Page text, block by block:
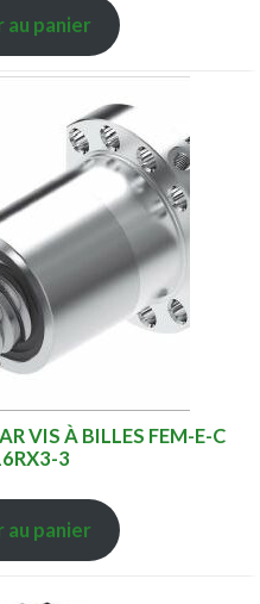
panier
VIS À BILLES FEM-E-C
3
panier